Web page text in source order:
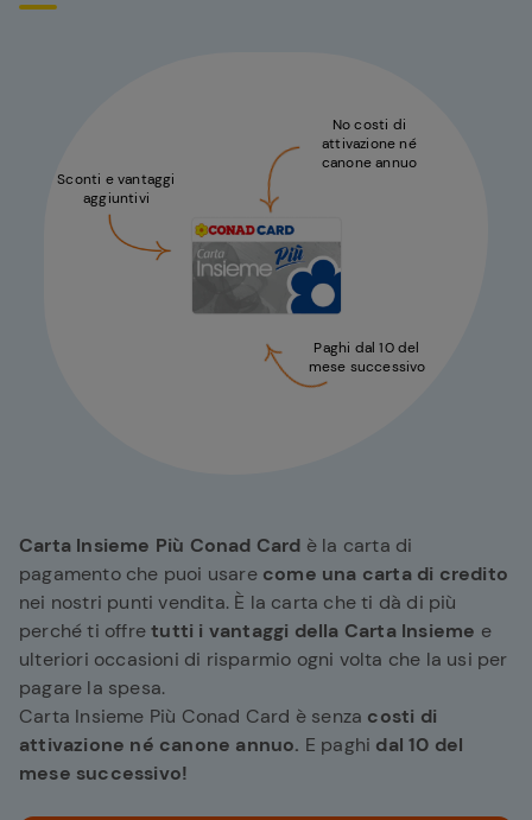
No costi di
attivazione né
canone annuo
Sconti e vantaggi
aggiuntivi
Paghi dal 10 del
mese successivo
Carta Insieme Più Conad Card è la carta di
pagamento che puoi usare come una carta di credito
nei nostri punti vendita. È la carta che ti dà di più
perché ti offretutti i vantaggi della Carta Insieme e
ulteriori occasioni di risparmio ogni volta che la usi per
pagare la spesa.
Carta Insieme Più Conad Card è senza costi di
attivazione né canone annuo. E paghi dal 10 del
mese successivo!